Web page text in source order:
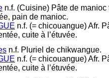
n.f. (Cuisine) Pâte de manioc
pain de manioc.
n.f. (= chicouangue) Afr.
cuite à l’étuvée.
n.f. Pluriel de chikwangue.
n.f. (= chicouangue) Afr.
cuite à l’étuvée.